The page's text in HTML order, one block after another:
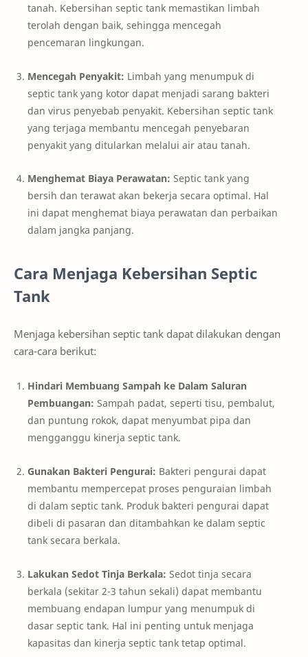
tanah. Kebersihan septic tank memastikan limbah
terolah dengan baik, sehingga mencegah
pencemaran lingkungan.
Mencegah Penyakit: Limbah yang menumpuk di
septic tank yang kotor dapat menjadi sarang bakteri
dan virus penyebab penyakit. Kebersihan septic tank
yang terjaga membantu mencegah penyebaran
penyakit yang ditularkan melalui air atau tanah.
Menghemat Biaya Perawatan: Septic tank yang
bersih dan terawat akan bekerja secara optimal. Hal
ini dapat menghemat biaya perawatan dan perbaikan
dalam jangka panjang.
Cara Menjaga Kebersihan Septic
Tank
Menjaga kebersihan septic tank dapat dilakukan dengan
cara-cara berikut:
Hindari Membuang Sampah ke Dalam Saluran
Pembuangan: Sampah padat, seperti tisu, pembalut,
dan puntung rokok, dapat menyumbat pipa dan
mengganggu kinerja septic tank.
Gunakan Bakteri Pengurai: Bakteri pengurai dapat
membantu mempercepat proses penguraian limbah
di dalam septic tank. Produk bakteri pengurai dapat
dibeli di pasaran dan ditambahkan ke dalam septic
tank secara berkala.
Lakukan Sedot Tinja Berkala: Sedot tinja secara
berkala (sekitar 2-3 tahun sekali) dapat membantu
membuang endapan lumpur yang menumpuk di
dasar septic tank. Hal ini penting untuk menjaga
kapasitas dan kinerja septic tank tetap optimal.